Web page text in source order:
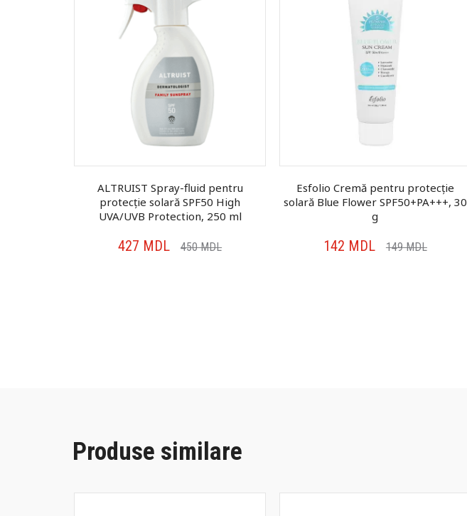
ALTRUIST Spray-fluid pentru
protecție solară SPF50 High
UVA/UVB Protection, 250 ml
427 MDL 450MDL
Esfolio Cremă pentru protecție
solară Blue Flower SPF50+PA+++, 30
g
142 MDL 149MDL
Produse similare